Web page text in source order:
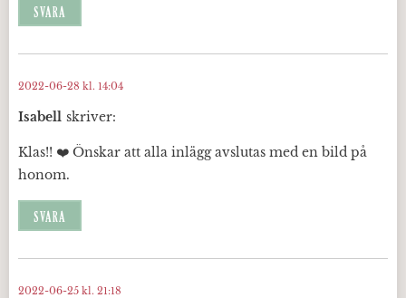
SVARA
Isabell skriver:
2022-06-28 kl. 14:04
Klas!! ❤️ Önskar att alla inlägg avslutas med en bild på
honom.
SVARA
2022-06-25 kl. 21:18